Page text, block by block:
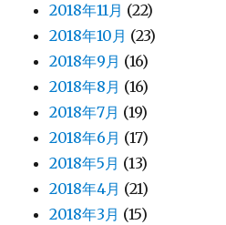
2018年11月 (22)
2018年10月 (23)
2018年9月 (16)
2018年8月 (16)
2018年7月 (19)
2018年6月 (17)
2018年5月 (13)
2018年4月 (21)
2018年3月 (15)